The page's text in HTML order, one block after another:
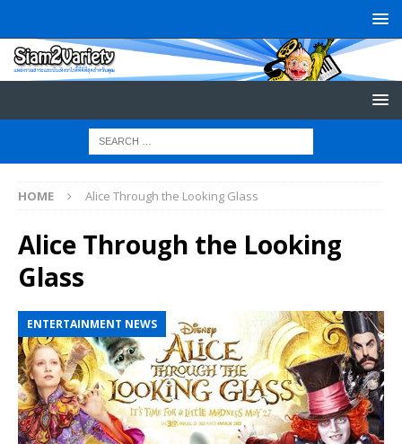
HOME Alice Through the Looking Glass
Alice Through the Looking
Glass
ENTERTAINMENT NEWS